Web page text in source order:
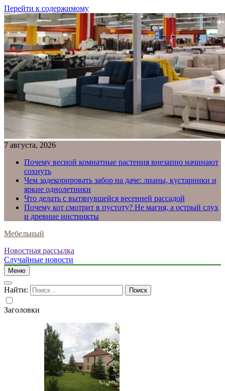
Перейти к содержимому
7 августа, 2026
Почему весной комнатные растения внезапно начинают
сохнуть
Чем задекорировать забор на даче: лианы, кустарники и
яркие однолетники
Что делать с вытянувшейся весенней рассадой
Почему кот смотрит в пустоту? Не магия, а острый слух
и древние инстинкты
Мебельный
Новостная рассылка
Случайные новости
Меню
Найти:
Заголовки